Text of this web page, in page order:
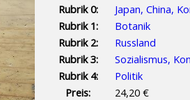
Rubrik 0:
Japan, China,
Rubrik 1:
Botanik
Rubrik 2:
Russland
Rubrik 3:
Sozialismus,
Rubrik 4:
Politik
Preis:
24,20 €